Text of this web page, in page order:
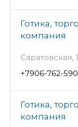
Готика,
компания
Саратовская,
+7906-762-
Готика,
компания